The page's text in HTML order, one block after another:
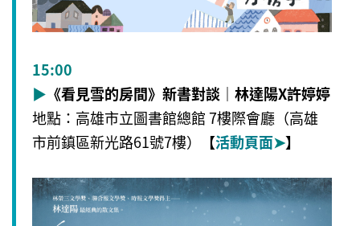
15:00
▶ 《看見雪的房間》新書對談｜林達陽X許婷婷
地點：高雄市立圖書館總館 7樓際會廳（高雄
市前鎮區新光路61號7樓）
【活動頁面➤】